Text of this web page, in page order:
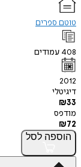
טוטם ספרים
408 עמודים
2012
דיגיטלי
₪33
מודפס
₪72
הוספה לסל